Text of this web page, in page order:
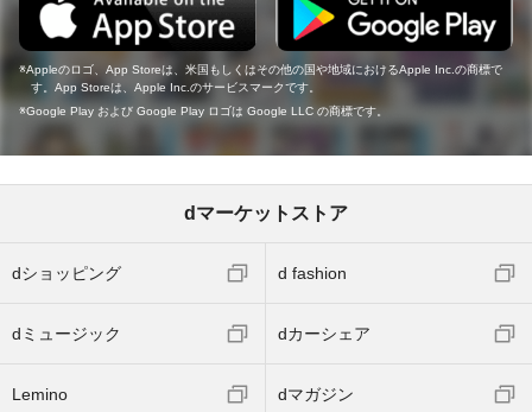
Appleのロゴ、App Storeは、米国もしくはその他の国や地域におけるApple Inc.の商標で
す。App Storeは、Apple Inc.のサービスマークです。
Google Play および Google Play ロゴは Google LLC の商標です。
dマーケットストア
dショッピング d fashion
dミュージック dカーシェア
Lemino dマガジン